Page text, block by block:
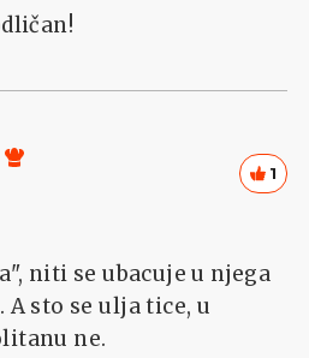
1
niti se ubacuje u njega
sto se ulja tice, u
ne.